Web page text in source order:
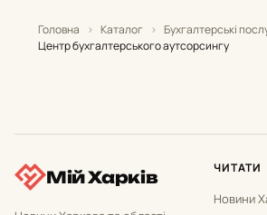
Головна › Каталог › Бухгалтерські
Центр бухгалтерського аутсорсингу
Мій Харків ЧИТАТИ
Новини